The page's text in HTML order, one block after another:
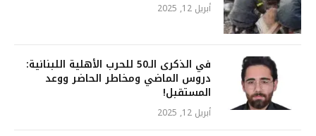
أبريل 12, 2025
في الذكرى الـ50 للحرب الأهلية اللبنانية:
دروس الماضي ومخاطر الحاضر ووعد
المستقبل!
أبريل 12, 2025